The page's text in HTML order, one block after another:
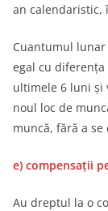
an calendaristic,
Cuantumul
egal cu
ultimele 6 luni şi
noul loc de
muncă, fără a se
e) compensaţii
Au dreptul la o